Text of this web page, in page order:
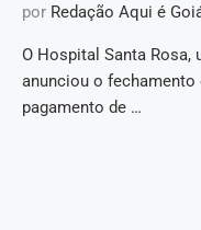
por Redação Aqui é
O Hospital Santa Rosa,
anunciou o fechamento
pagamento de …